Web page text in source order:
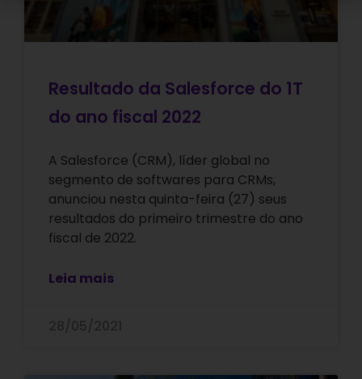
Resultado da Salesforce do 1T
do ano fiscal 2022
A Salesforce (CRM), líder global no
segmento de softwares para CRMs,
anunciou nesta quinta-feira (27) seus
resultados do primeiro trimestre do ano
fiscal de 2022.
Leia mais